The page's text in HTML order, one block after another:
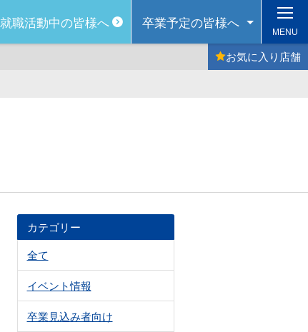
就職活動中の皆様へ 卒業予定の皆様へ
お気に入り 店舗
MENU
カテゴリー
全て
イベント情報
卒業見込み者向け